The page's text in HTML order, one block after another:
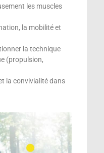
les muscles
la mobilité et
la technique
(propulsion,
la convivialité dans